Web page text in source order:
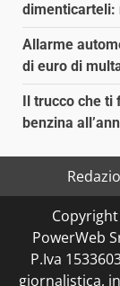
dimenticarteli:
Allarme
di euro di
Il trucco che ti
benzina
PowerWeb
P.Iva
giornalistica,